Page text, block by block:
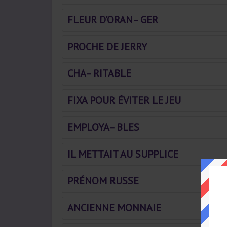
FLEUR D'ORAN– GER
PROCHE DE JERRY
CHA– RITABLE
FIXA POUR ÉVITER LE JEU
EMPLOYA– BLES
IL METTAIT AU SUPPLICE
PRÉNOM RUSSE
ANCIENNE MONNAIE